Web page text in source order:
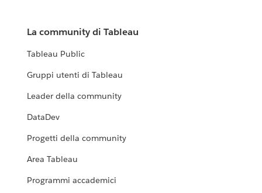
La community di Tableau
Tableau Public
Gruppi utenti di Tableau
Leader della community
DataDev
Progetti della community
Area Tableau
Programmi accademici